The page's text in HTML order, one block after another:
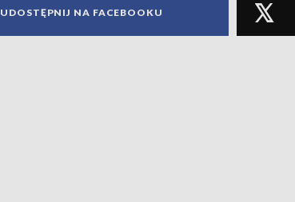
UDOSTĘPNIJ NA FACEBOOKU